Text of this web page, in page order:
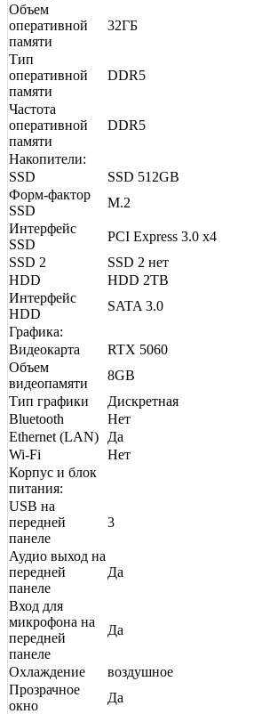
Объем
оперативной
памяти
32ГБ
Тип
оперативной
памяти
DDR5
Частота
оперативной
памяти
DDR5
Накопители:
SSD
SSD 512GB
Форм-фактор
SSD
M.2
Интерфейс
SSD
PCI Express 3.0 x4
SSD 2
SSD 2 нет
HDD
HDD 2TB
Интерфейс
HDD
SATA 3.0
Графика:
Видеокарта
RTX 5060
Объем
видеопамяти
8GB
Тип графики
Дискретная
Bluetooth
Нет
Ethernet (LAN)
Да
Wi-Fi
Нет
Корпус и блок
питания:
USB на
передней
панеле
3
Аудио выход на
передней
панеле
Да
Вход для
микрофона на
передней
панеле
Да
Охлаждение
воздушное
Прозрачное
окно
Да